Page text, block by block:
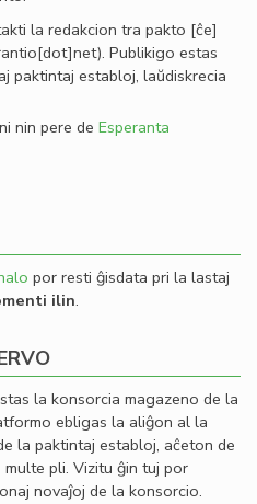
la redakcion tra pakto [ĉe]
. Publikigo estas
paktintaj establoj, laŭdiskrecia
nin pere de Esperanta
por resti ĝisdata pri la lastaj
ilin.
la konsorcia magazeno de la
ebligas la aliĝon al la
la paktintaj establoj, aĉeton de
pli. Vizitu ĝin tuj por
novaĵoj de la konsorcio.